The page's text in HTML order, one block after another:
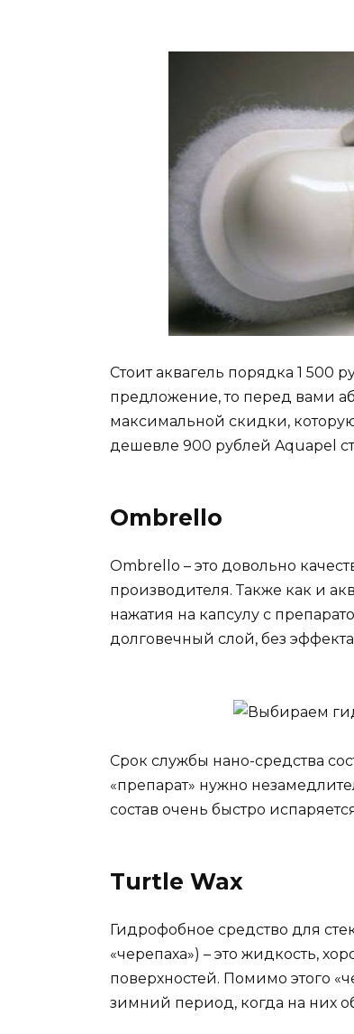
Стоит аквагель порядка 1 500
предложение, то перед вами
максимальной скидки,
дешевле 900 рублей Aquapel
Ombrello
Ombrello – это довольно
производителя. Также как и
нажатия на капсулу с
долговечный слой, без
Срок службы нано-средства
«препарат» нужно
состав очень быстро
Turtle Wax
Гидрофобное средство для
«черепаха») – это жидкость,
поверхностей. Помимо этого
зимний период, когда на них